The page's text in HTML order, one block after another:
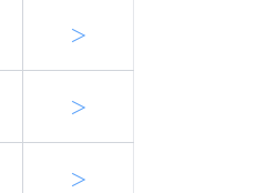
＞
＞
＞